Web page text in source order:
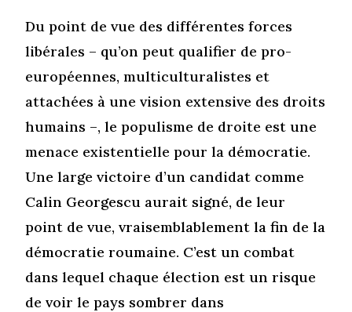
Du point de vue des différentes forces
libérales – qu’on peut qualifier de pro-
européennes, multiculturalistes et
attachées à une vision extensive des droits
humains –, le populisme de droite est une
menace existentielle pour la démocratie.
Une large victoire d’un candidat comme
Calin Georgescu aurait signé, de leur
point de vue, vraisemblablement la fin de la
démocratie roumaine. C’est un combat
dans lequel chaque élection est un risque
de voir le pays sombrer dans